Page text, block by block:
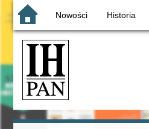
Nowości Historia